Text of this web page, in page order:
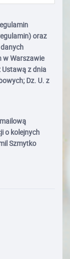
oraz
w Warszawie
Ustawą z dnia
Dz. U. z
o kolejnych
Szmytko